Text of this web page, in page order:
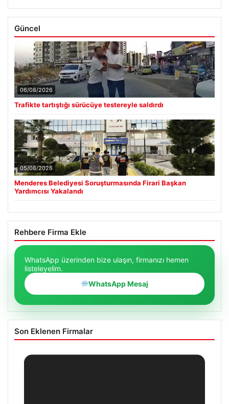
Güncel
06/08/2026
Trafikte tartıştığı sürücüye testereyle saldırdı
05/08/2026
Menderes Belediyesi Soruşturmasında Firari Başkan
Yardımcısı Yakalandı
Rehbere Firma Ekle
WhatsApp üzerinden bize ulaşın, firmanızı hemen
listeleyelim.
WhatsApp Mesaj
Son Eklenen Firmalar